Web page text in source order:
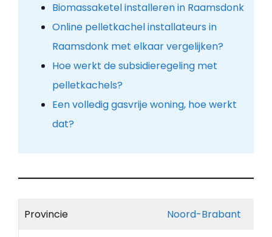
Biomassaketel installeren in Raamsdonk
Online pelletkachel installateurs in
Raamsdonk met elkaar vergelijken?
Hoe werkt de subsidieregeling met
pelletkachels?
Een volledig gasvrije woning, hoe werkt
dat?
Provincie Noord-Brabant